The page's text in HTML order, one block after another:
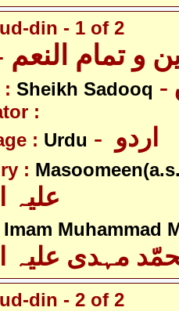
din - 1 of 2
و تمام النعم - 1 /
: Sheikh Sadooq
:
: Urdu
:
Imam Muhammad
مہدی علیہ
din - 2 of 2